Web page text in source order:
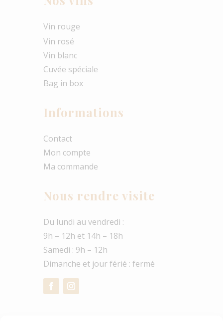
Vin rouge
Vin rosé
Vin blanc
Cuvée spéciale
Bag in box
Informations
Contact
Mon compte
Ma commande
Nous rendre visite
Du lundi au vendredi :
9h – 12h et 14h – 18h
Samedi : 9h – 12h
Dimanche et jour férié : fermé